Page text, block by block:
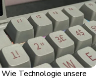
Technologie unsere